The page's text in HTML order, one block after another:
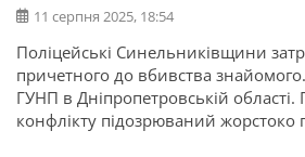
11 серпня 2025, 18:54
Поліцейські Синельниківщини
причетного до вбивства
ГУНП в Дніпропетровській області.
конфлікту підозрюваний жорстоко